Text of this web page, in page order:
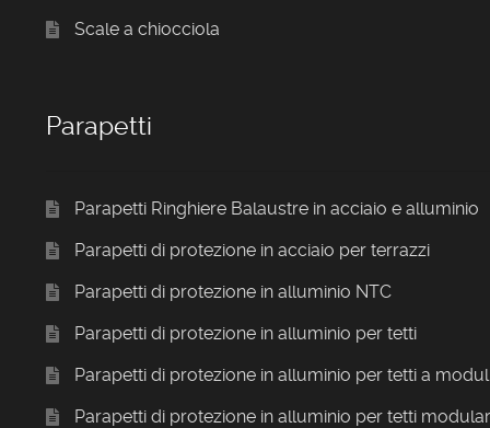
Scale a chiocciola
Parapetti
Parapetti Ringhiere Balaustre in acciaio e alluminio
Parapetti di protezione in acciaio per terrazzi
Parapetti di protezione in alluminio NTC
Parapetti di protezione in alluminio per tetti
Parapetti di protezione in alluminio per tetti a
Parapetti di protezione in alluminio per tetti